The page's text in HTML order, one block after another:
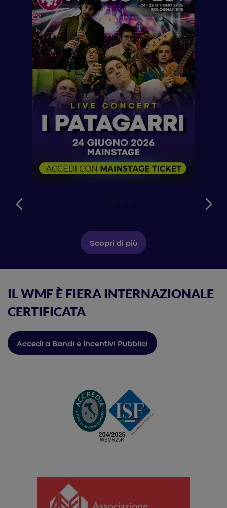
Scopri di più
IL WMF È FIERA INTERNAZIONALE
CERTIFICATA
Accedi a Bandi e Incentivi Pubblici